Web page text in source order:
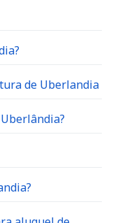
de Uberlandia
aluguel de